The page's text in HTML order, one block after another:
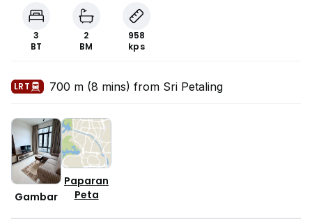
3
BT
2
BM
958
kps
LRT 700 m (8 mins) from Sri Petaling
Gambar
Paparan
Peta